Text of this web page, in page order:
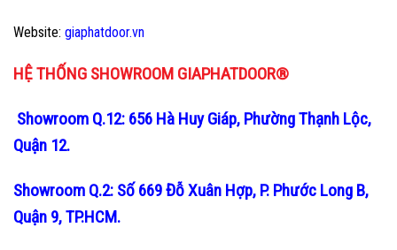
Website: giaphatdoor.vn
HỆ THỐNG SHOWROOM GIAPHATDOOR®
Showroom Q.12: 656 Hà Huy Giáp, Phường Thạnh Lộc,
Quận 12.
Showroom Q.2: Số 669 Đỗ Xuân Hợp, P. Phước Long B,
Quận 9, TP.HCM.